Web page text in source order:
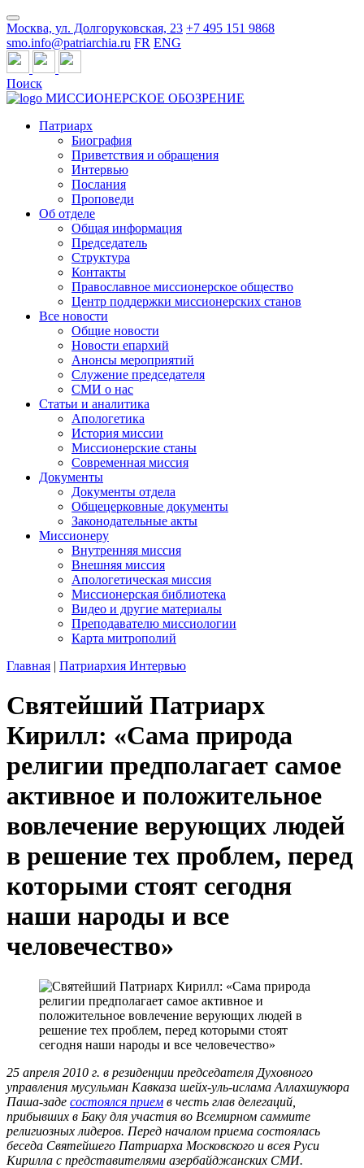
Москва, ул. Долгоруковская, 23 +7 495 151 9868
smo.info@patriarchia.ru FR ENG
Поиск
МИССИОНЕРСКОЕ ОБОЗРЕНИЕ
Патриарх
Биография
Приветствия и обращения
Интервью
Послания
Проповеди
Об отделе
Общая информация
Председатель
Структура
Контакты
Православное миссионерское общество
Центр поддержки миссионерских станов
Все новости
Общие новости
Новости епархий
Анонсы мероприятий
Служение председателя
СМИ о нас
Статьи и аналитика
Апологетика
История миссии
Миссионерские станы
Современная миссия
Документы
Документы отдела
Общецерковные документы
Законодательные акты
Миссионеру
Внутренняя миссия
Внешняя миссия
Апологетическая миссия
Миссионерская библиотека
Видео и другие материалы
Преподавателю миссиологии
Карта митрополий
Главная | Патриархия Интервью
Святейший Патриарх
Кирилл: «Сама природа
религии предполагает самое
активное и положительное
вовлечение верующих людей
в решение тех проблем, перед
которыми стоят сегодня
наши народы и все
человечество»
25 апреля 2010 г. в резиденции председателя Духовного
управления мусульман Кавказа шейх-уль-ислама Аллахшукюра
Паша-заде состоялся прием в честь глав делегаций,
прибывших в Баку для участия во Всемирном саммите
религиозных лидеров. Перед началом приема состоялась
беседа Святейшего Патриарха Московского и всея Руси
Кирилла с представителями азербайджанских СМИ.